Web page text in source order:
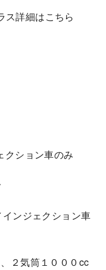
細はこちら
クション車のみ
ンジェクション車
気筒１０００cc